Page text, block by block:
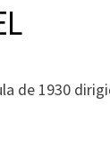
de 1930